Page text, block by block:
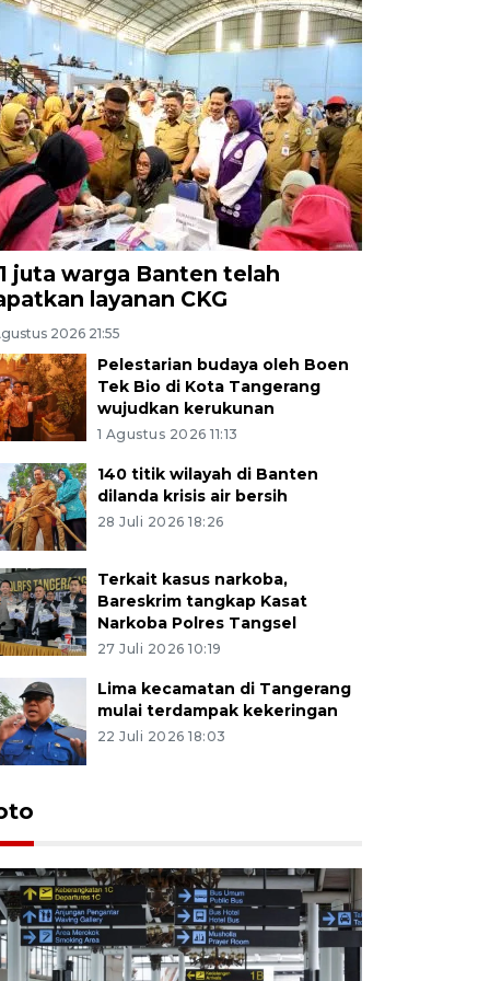
juta warga Banten telah
layanan CKG
2026 21:55
Pelestarian budaya oleh Boen
Tek Bio di Kota Tangerang
wujudkan kerukunan
1 Agustus 2026 11:13
140 titik wilayah di Banten
dilanda krisis air bersih
28 Juli 2026 18:26
Terkait kasus narkoba,
Bareskrim tangkap Kasat
Narkoba Polres Tangsel
27 Juli 2026 10:19
Lima kecamatan di Tangerang
mulai terdampak kekeringan
22 Juli 2026 18:03